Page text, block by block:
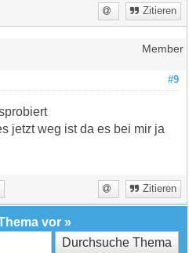
Zitieren
Member
#9
jetzt weg ist da es bei mir ja
Zitieren
vor »